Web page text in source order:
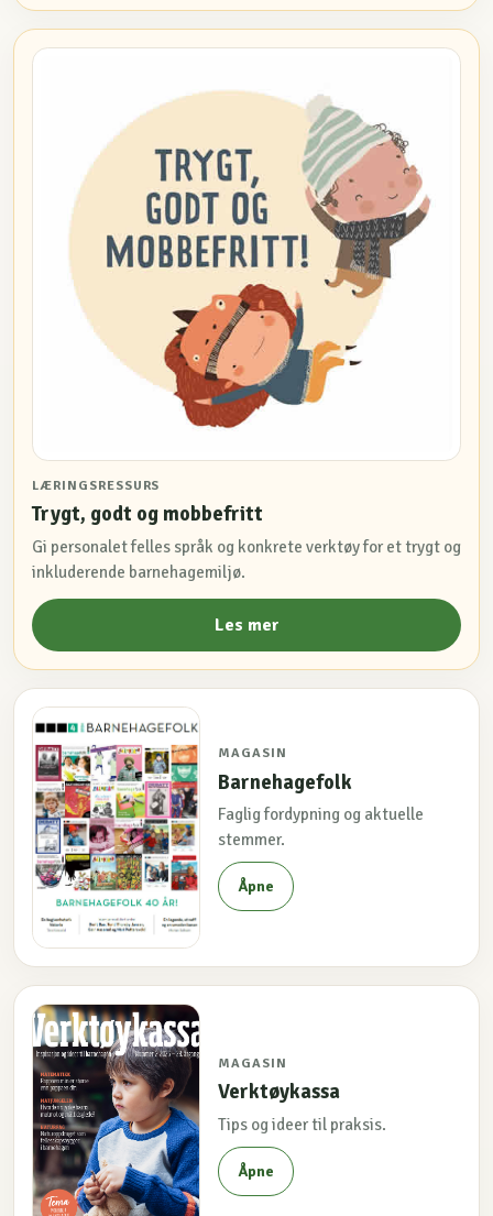
LÆRINGSRESSURS
Trygt, godt og mobbefritt
Gi personalet felles språk og konkrete verktøy for et trygt og
inkluderende barnehagemiljø.
Les mer
MAGASIN
Barnehagefolk
Faglig fordypning og aktuelle
stemmer.
Åpne
MAGASIN
Verktøykassa
Tips og ideer til praksis.
Åpne